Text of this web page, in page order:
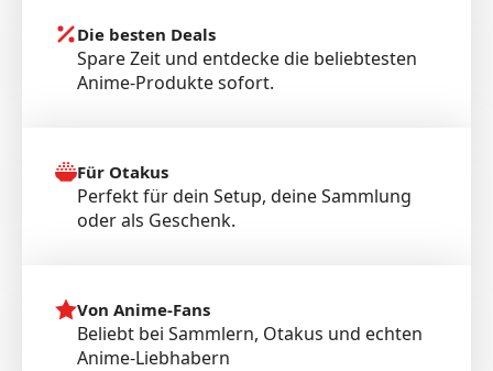
Die besten Deals
Spare Zeit und entdecke die beliebtesten
Anime-Produkte sofort.
Für Otakus
Perfekt für dein Setup, deine Sammlung
oder als Geschenk.
Von Anime-Fans
Beliebt bei Sammlern, Otakus und echten
Anime-Liebhabern